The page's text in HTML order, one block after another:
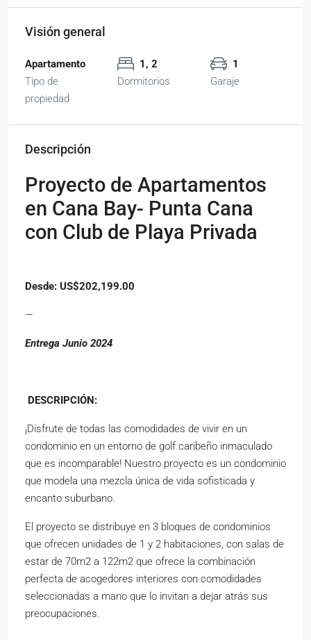
Visión general
Apartamento
Tipo de
propiedad
1, 2
Dormitorios
1
Garaje
Descripción
Proyecto de Apartamentos
en Cana Bay- Punta Cana
con Club de Playa Privada
Desde: US$202,199.00
—
Entrega Junio 2024
DESCRIPCIÓN:
¡Disfrute de todas las comodidades de vivir en un
condominio en un entorno de golf caribeño inmaculado
que es incomparable! Nuestro proyecto es un condominio
que modela una mezcla única de vida sofisticada y
encanto suburbano.
El proyecto se distribuye en 3 bloques de condominios
que ofrecen unidades de 1 y 2 habitaciones, con salas de
estar de 70m2 a 122m2 que ofrece la combinación
perfecta de acogedores interiores con comodidades
seleccionadas a mano que lo invitan a dejar atrás sus
preocupaciones.